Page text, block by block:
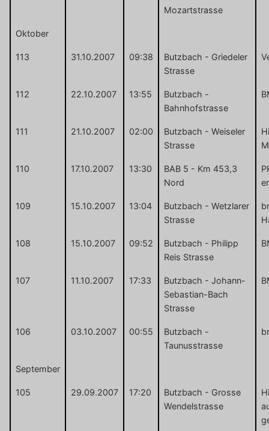
Mozartstrasse
Oktober
113 31.10.2007 09:38
Butzbach - Griedeler
Strasse
112 22.10.2007 13:55
Butzbach -
Bahnhofstrasse
111 21.10.2007 02:00
Butzbach - Weiseler
Strasse
110 17.10.2007 13:30
BAB 5 - Km 453,3
Nord
109 15.10.2007 13:04
Butzbach - Wetzlarer
Strasse
108 15.10.2007 09:52
Butzbach - Philipp
Reis Strasse
107 11.10.2007 17:33
Butzbach - Johann-
Sebastian-Bach
Strasse
106 03.10.2007 00:55
Butzbach -
Taunusstrasse
September
105 29.09.2007 17:20
Butzbach - Grosse
Wendelstrasse